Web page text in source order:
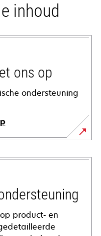
inhoud
ons op
ondersteuning
product- en